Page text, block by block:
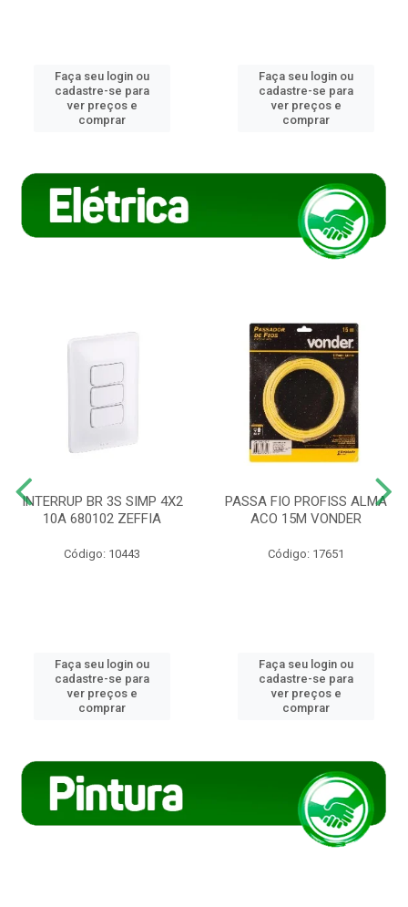
Faça seu login ou
cadastre-se para
ver preços e
comprar
Faça seu login ou
cadastre-se para
ver preços e
comprar
INTERRUP BR 3S SIMP 4X2
10A 680102 ZEFFIA
Código: 10443
Faça seu login ou
cadastre-se para
ver preços e
comprar
PASSA FIO PROFISS ALMA
ACO 15M VONDER
Código: 17651
Faça seu login ou
cadastre-se para
ver preços e
comprar